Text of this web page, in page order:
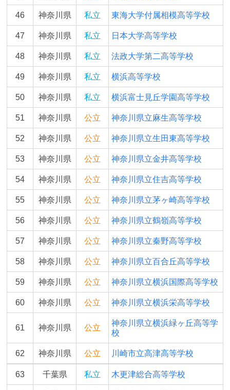
46 神奈川県 私立 東海大学付属相模高等学校
47 神奈川県 私立 日本大学高等学校
48 神奈川県 私立 法政大学第二高等学校
49 神奈川県 私立 横浜高等学校
50 神奈川県 私立 横浜富士見丘学園高等学校
51 神奈川県 公立 神奈川県立麻生高等学校
52 神奈川県 公立 神奈川県立生田東高等学校
53 神奈川県 公立 神奈川県立金井高等学校
54 神奈川県 公立 神奈川県立住吉高等学校
55 神奈川県 公立 神奈川県立茅ヶ崎高等学校
56 神奈川県 公立 神奈川県立鶴嶺高等学校
57 神奈川県 公立 神奈川県立秦野高等学校
58 神奈川県 公立 神奈川県立百合丘高等学校
59 神奈川県 公立 神奈川県立横浜国際高等学校
60 神奈川県 公立 神奈川県立横浜栄高等学校
61 神奈川県 公立
神奈川県立横浜緑ヶ丘高等学
校
62 神奈川県 公立 川崎市立高津高等学校
63 千葉県 私立 木更津総合高等学校